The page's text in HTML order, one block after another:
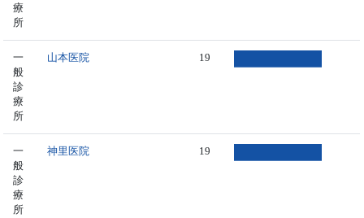
療
所
一
般
診
療
所
山本医院 19
一
般
診
療
所
神里医院 19